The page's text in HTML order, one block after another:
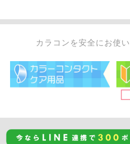
カラコンを安全にお使